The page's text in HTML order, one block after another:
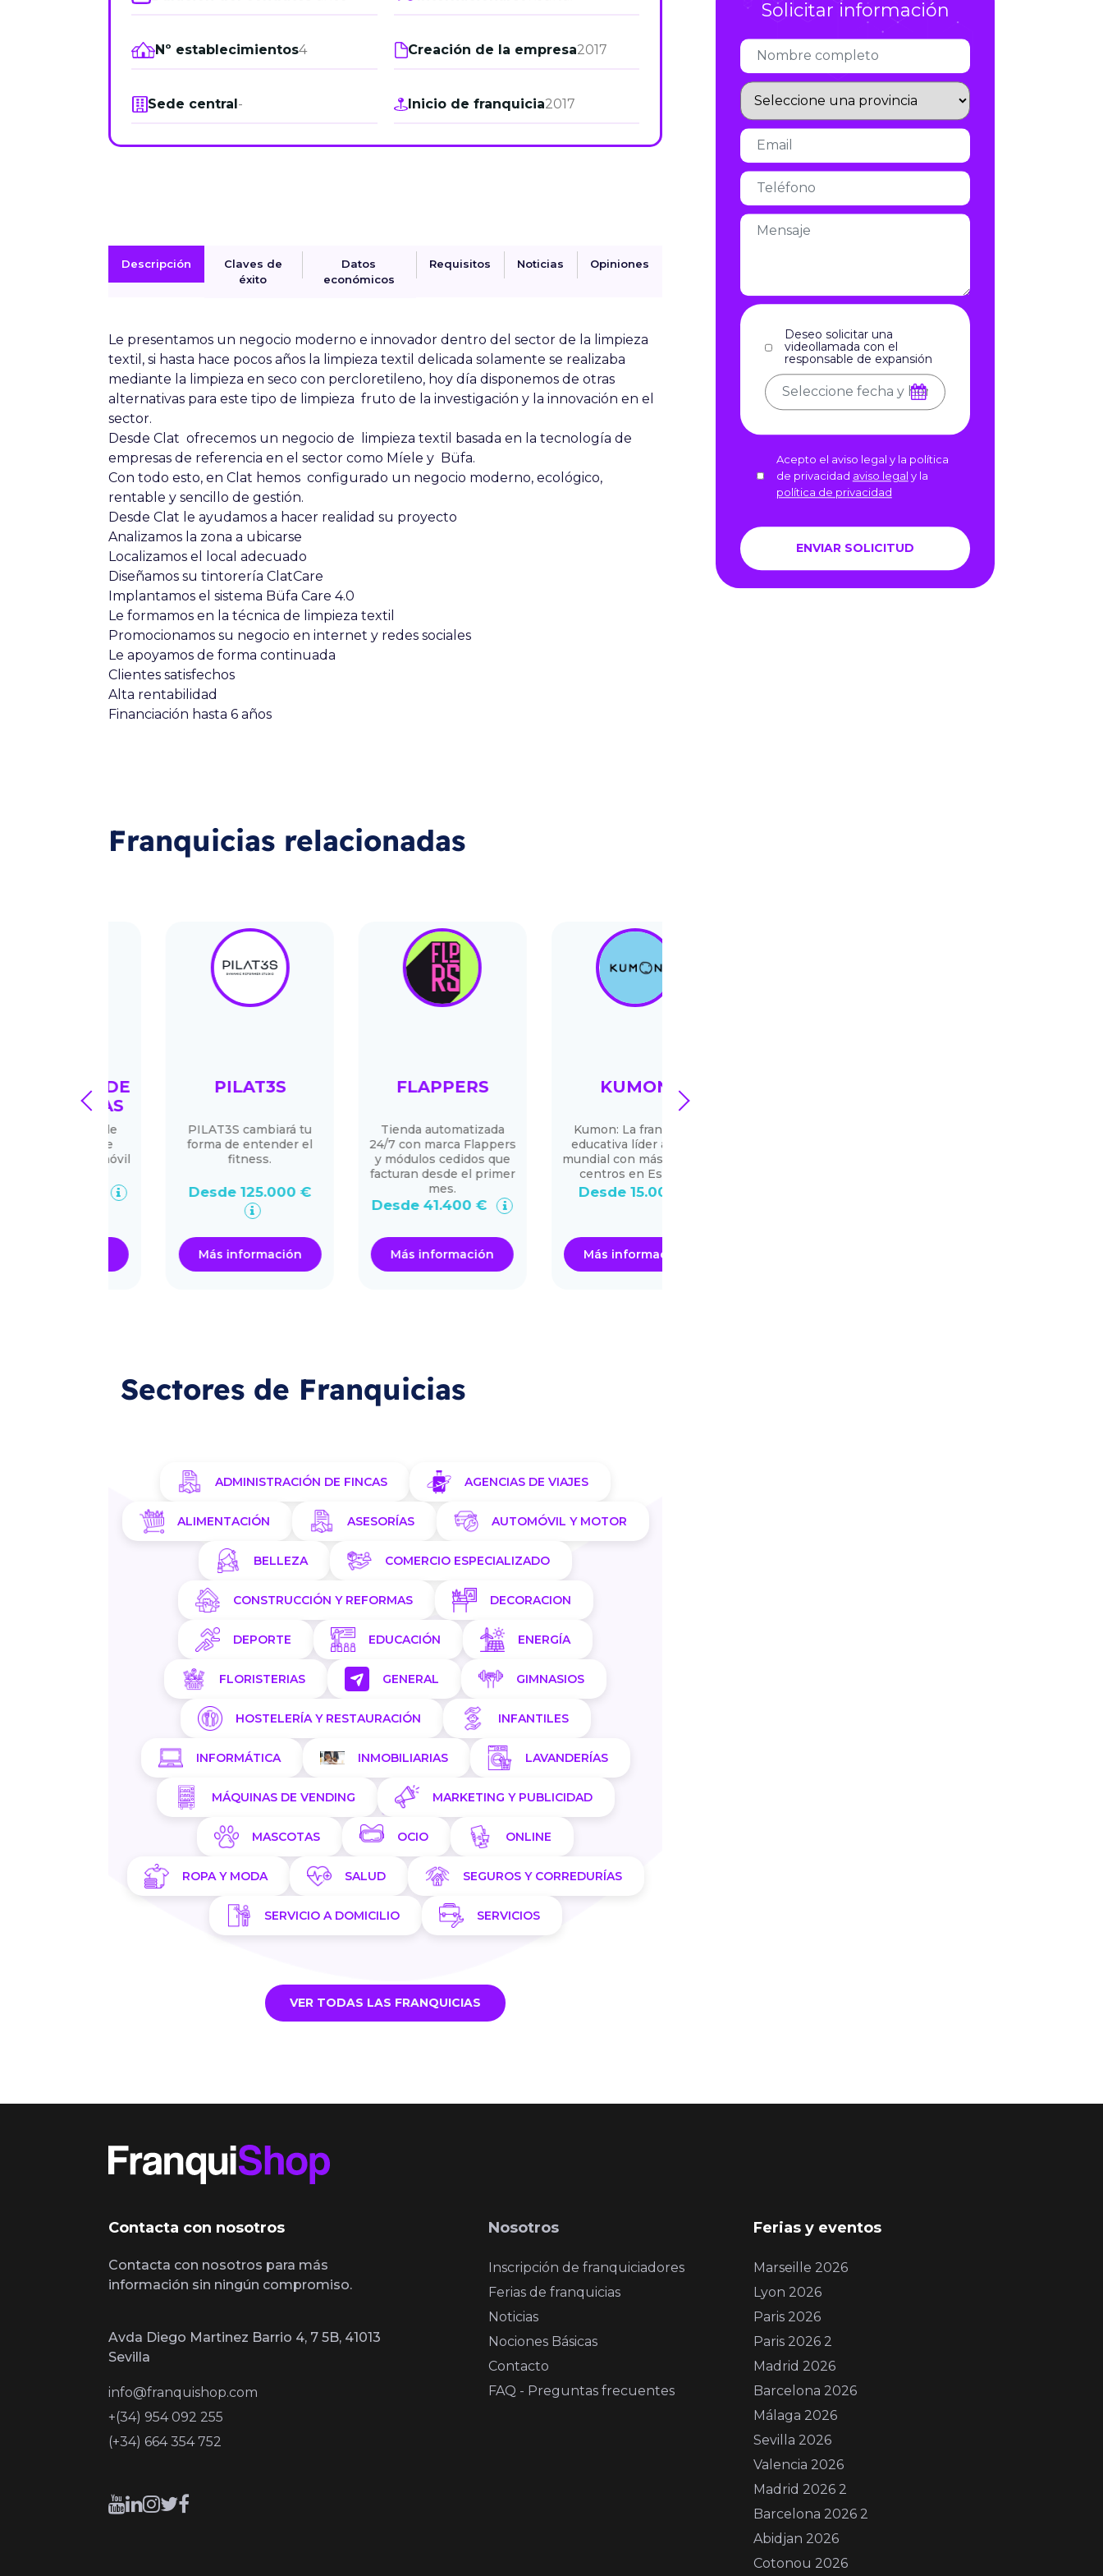
Madrid 2026 2 -
Infórmate
Nº establecimientos4 Creación de la empresa2017
Sede central- Inicio de franquicia2017
Descripción
Claves de
éxito
Datos
económicos
Requisitos Noticias Opiniones
Le presentamos un negocio moderno e innovador dentro del sector de la limpieza
textil, si hasta hace pocos años la limpieza textil delicada solamente se realizaba
mediante la limpieza en seco con percloretileno, hoy día disponemos de otras
alternativas para este tipo de limpieza fruto de la investigación y la innovación en el
sector.
Desde Clat ofrecemos un negocio de limpieza textil basada en la tecnología de
empresas de referencia en el sector como Míele y Büfa.
Con todo esto, en Clat hemos configurado un negocio moderno, ecológico,
rentable y sencillo de gestión.
Desde Clat le ayudamos a hacer realidad su proyecto
Analizamos la zona a ubicarse
Localizamos el local adecuado
Diseñamos su tintorería ClatCare
Implantamos el sistema Büfa Care 4.0
Le formamos en la técnica de limpieza textil
Promocionamos su negocio en internet y redes sociales
Le apoyamos de forma continuada
Clientes satisfechos
Alta rentabilidad
Financiación hasta 6 años
Franquicias relacionadas
PILAT3S
PILAT3S cambiará tu
forma de entender el
Desde 125.000 €
Más información
FLAPPERS
Tienda automatizada
24/7 con marca Flappers
y módulos cedidos que
facturan desde el primer
Desde 41.400 €
Más información
KUMON
Kumon: La franquicia
educativa líder a nivel
mundial con más de 200
centros en España
Desde 15.000 €
Más información
prev next
Sectores de Franquicias
ADMINISTRACIÓN DE FINCAS AGENCIAS DE VIAJES
ALIMENTACIÓN ASESORÍAS AUTOMÓVIL Y MOTOR
BELLEZA COMERCIO ESPECIALIZADO
CONSTRUCCIÓN Y REFORMAS DECORACION
DEPORTE EDUCACIÓN ENERGÍA
FLORISTERIAS GENERAL GIMNASIOS
HOSTELERÍA Y RESTAURACIÓN INFANTILES
INFORMÁTICA INMOBILIARIAS LAVANDERÍAS
MÁQUINAS DE VENDING MARKETING Y PUBLICIDAD
MASCOTAS OCIO ONLINE
ROPA Y MODA SALUD SEGUROS Y CORREDURÍAS
SERVICIO A DOMICILIO SERVICIOS
VER TODAS LAS FRANQUICIAS
Solicitar información
Deseo solicitar una
videollamada con el
responsable de expansión
Acepto el aviso legal y la política
de privacidad aviso legal y la
política de privacidad
Contacta con nosotros
Contacta con nosotros para más
información sin ningún compromiso.
Avda Diego Martinez Barrio 4, 7 5B, 41013
Sevilla
info@franquishop.com
+(34) 954 092 255
(+34) 664 354 752
Nosotros
Inscripción de franquiciadores
Ferias de franquicias
Noticias
Nociones Básicas
Contacto
FAQ - Preguntas frecuentes
Ferias y eventos
Marseille 2026
Lyon 2026
Paris 2026
Paris 2026 2
Madrid 2026
Barcelona 2026
Málaga 2026
Sevilla 2026
Valencia 2026
Madrid 2026 2
Barcelona 2026 2
Abidjan 2026
Cotonou 2026